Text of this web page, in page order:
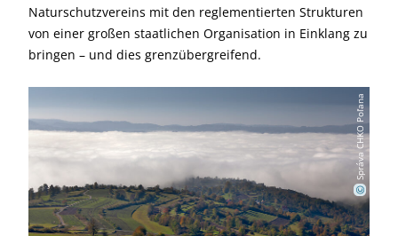
Naturschutzvereins mit den reglementierten Strukturen
von einer großen staatlichen Organisation in Einklang zu
bringen – und dies grenzübergreifend.
©
Správa CHKO Poľana